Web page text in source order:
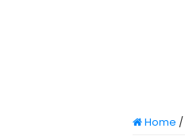
Home /